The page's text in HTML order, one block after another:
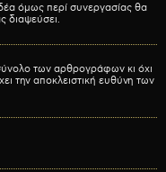
όμως περί συνεργασίας θα
διαψεύσει.
των αρθρογράφων κι όχι
την αποκλειστική ευθύνη των